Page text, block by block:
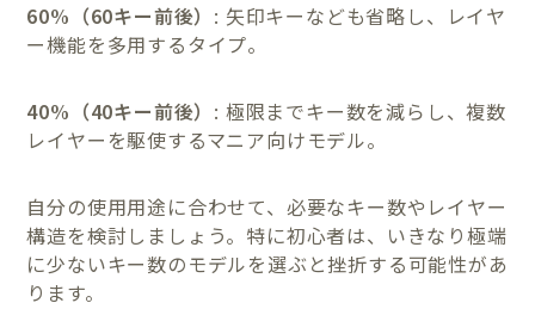
60%（60キー前後） : 矢印キーなども省略し、レイヤ
ー機能を多用するタイプ。
40%（40キー前後） : 極限までキー数を減らし、複数
レイヤーを駆使するマニア向けモデル。
自分の使用用途に合わせて、必要なキー数やレイヤー
構造を検討しましょう。特に初心者は、いきなり極端
に少ないキー数のモデルを選ぶと挫折する可能性があ
ります。